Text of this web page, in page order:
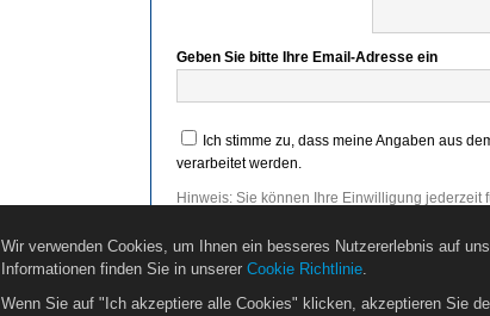
Geben Sie bitte Ihre Email-Adresse ein
Ich stimme zu, dass meine Angaben aus
verarbeitet werden.
Hinweis: Sie können Ihre Einwilligung jederzeit
Wir verwenden Cookies, um Ihnen ein besseres Nutzererlebnis auf
Informationen finden Sie in unserer Cookie Richtlinie.
Wenn Sie auf "Ich akzeptiere alle Cookies" klicken, akzeptieren Sie